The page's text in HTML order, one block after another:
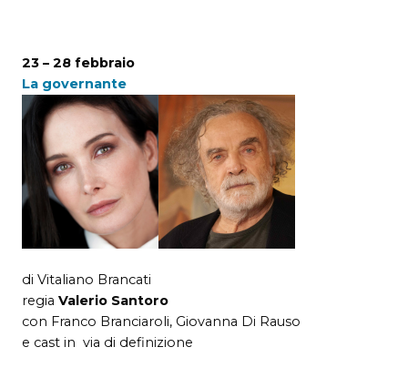
23 – 28 febbraio
La governante
di Vitaliano Brancati
regia Valerio Santoro
con Franco Branciaroli, Giovanna Di Rauso
e cast in via di definizione